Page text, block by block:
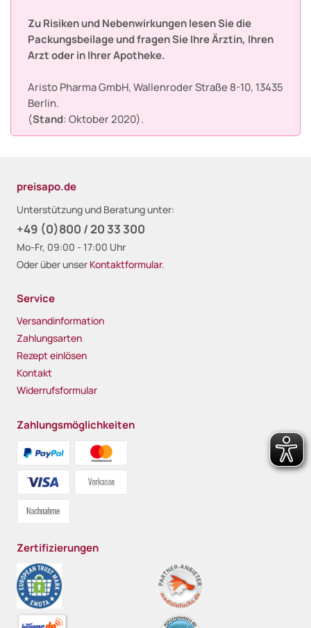
Zu Risiken und Nebenwirkungen lesen Sie die
Packungsbeilage und fragen Sie Ihre Ärztin, Ihren
Arzt oder in Ihrer Apotheke.
Aristo Pharma GmbH, Wallenroder Straße 8-10, 13435
Berlin.
(Stand: Oktober 2020).
preisapo.de
Unterstützung und Beratung unter:
+49 (0)800 / 20 33 300
Mo-Fr, 09:00 - 17:00 Uhr
Oder über unser Kontaktformular.
Service
Versandinformation
Zahlungsarten
Rezept einlösen
Kontakt
Widerrufsformular
Zahlungsmöglichkeiten
Zertifizierungen